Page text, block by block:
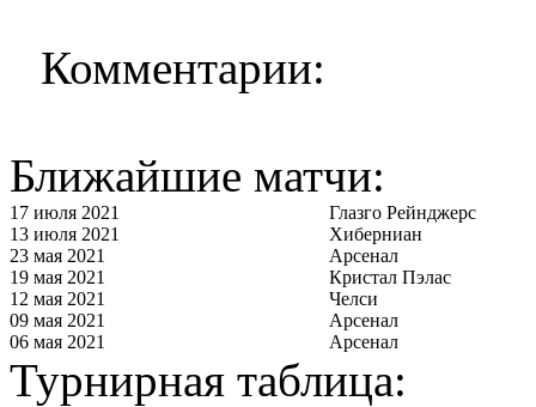
Комментарии:
Ближайшие матчи:
17 июля 2021
Глазго Рейнджерс
13 июля 2021
Хиберниан
23 мая 2021
Арсенал
19 мая 2021
Кристал Пэлас
12 мая 2021
Челси
09 мая 2021
Арсенал
06 мая 2021
Арсенал
Турнирная таблица: